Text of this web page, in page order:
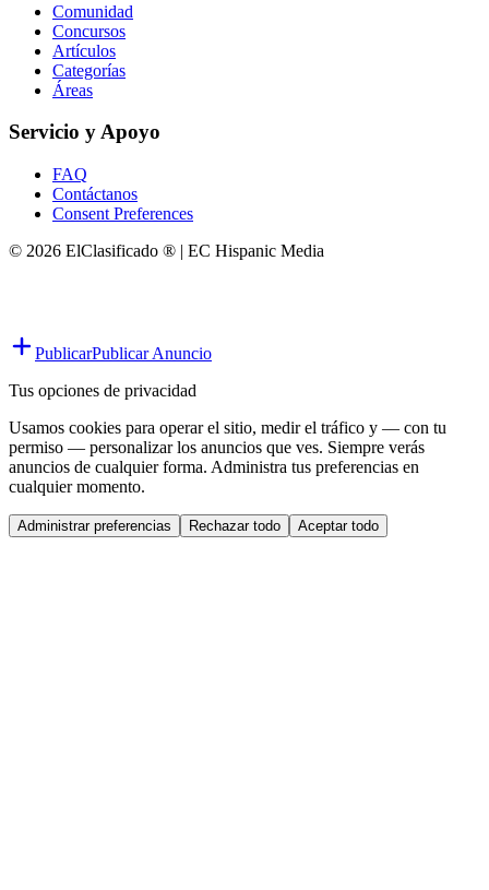
Comunidad
Concursos
Artículos
Categorías
Áreas
Servicio y Apoyo
FAQ
Contáctanos
Consent Preferences
© 2026 ElClasificado ® | EC Hispanic Media
PublicarPublicar Anuncio
Tus opciones de privacidad
Usamos cookies para operar el sitio, medir el tráfico y — con tu
permiso — personalizar los anuncios que ves. Siempre verás
anuncios de cualquier forma. Administra tus preferencias en
cualquier momento.
Administrar preferencias Rechazar todo Aceptar todo